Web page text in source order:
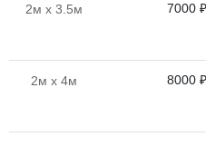
2м x 3.5м 7000 ₽
2м x 4м 8000 ₽